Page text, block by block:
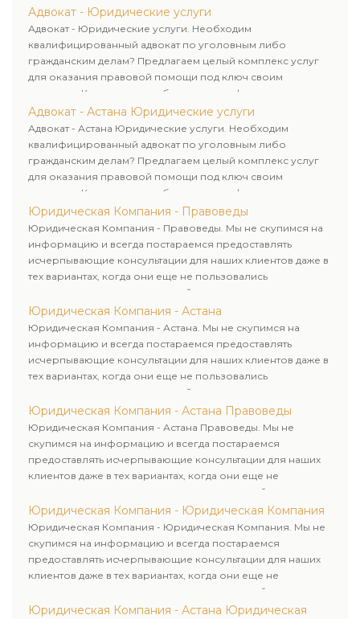
юридических лиц. Индивидуальный подход к каждому
клиенту.
Адвокат - Юридические услуги
Адвокат - Юридические услуги. Необходим
квалифицированный адвокат по уголовным либо
гражданским делам? Предлагаем целый комплекс услуг
для оказания правовой помощи под ключ своим
клиентам. Комплексное обслуживание физических и
юридических лиц. Индивидуальный подход к каждому
клиенту.
Адвокат - Астана Юридические услуги
Адвокат - Астана Юридические услуги. Необходим
квалифицированный адвокат по уголовным либо
гражданским делам? Предлагаем целый комплекс услуг
для оказания правовой помощи под ключ своим
клиентам. Комплексное обслуживание физических и
юридических лиц. Индивидуальный подход к каждому
клиенту.
Юридическая Компания - Правоведы
Юридическая Компания - Правоведы. Мы не скупимся на
информацию и всегда постараемся предоставлять
исчерпывающие консультации для наших клиентов даже в
тех вариантах, когда они еще не пользовались
юридическими услугами нашей компании.
Юридическая Компания - Астана
Юридическая Компания - Астана. Мы не скупимся на
информацию и всегда постараемся предоставлять
исчерпывающие консультации для наших клиентов даже в
тех вариантах, когда они еще не пользовались
юридическими услугами нашей компании.
Юридическая Компания - Астана Правоведы
Юридическая Компания - Астана Правоведы. Мы не
скупимся на информацию и всегда постараемся
предоставлять исчерпывающие консультации для наших
клиентов даже в тех вариантах, когда они еще не
пользовались юридическими услугами нашей компании.
Юридическая Компания - Юридическая Компания
Юридическая Компания - Юридическая Компания. Мы не
скупимся на информацию и всегда постараемся
предоставлять исчерпывающие консультации для наших
клиентов даже в тех вариантах, когда они еще не
пользовались юридическими услугами нашей компании.
Юридическая Компания - Астана Юридическая